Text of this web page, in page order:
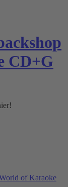
CD+G
of Karaoke